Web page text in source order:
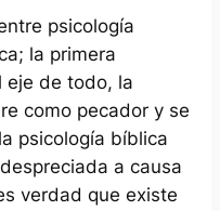
psicología
la primera
eje de todo, la
como pecador y se
psicología bíblica
a causa
verdad que existe